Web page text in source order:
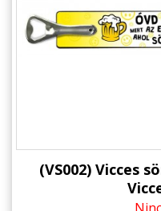
(VS002) Vicces